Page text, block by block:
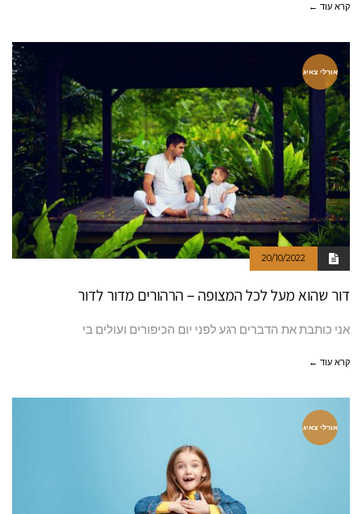
קרא עוד ←
אורלי צאיג
20/10/2022
דור שהוא מעל לכל המצופה – הרהורים מדור לדור
אני כותבת את הדברים רגע לפני יום הכיפורים ועולים בי
קרא עוד ←
אורלי צאיג